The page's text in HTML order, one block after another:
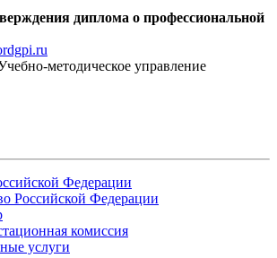
диплома о профессиональной
методическое управление
Федерации
Российской Федерации
комиссия
услуги